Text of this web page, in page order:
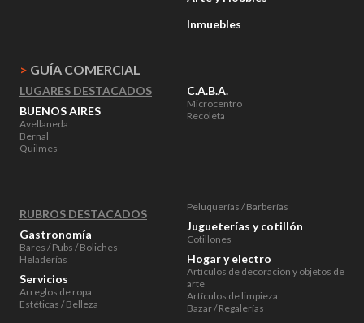
Inmuebles
> GUÍA COMERCIAL
LUGARES DESTACADOS
BUENOS AIRES
Avellaneda
Bernal
Quilmes
C.A.B.A.
Microcentro
Recoleta
RUBROS DESTACADOS
Gastronomía
Bares / Pubs / Boliches
Heladerías
Servicios
Arreglos de ropa
Estéticas / Belleza
Peluquerías / Barberías
Jugueterías y cotillón
Cotillones
Hogar y electro
Artículos de decoración y objetos de
arte
Artículos de limpieza
Bazar / Regalerías